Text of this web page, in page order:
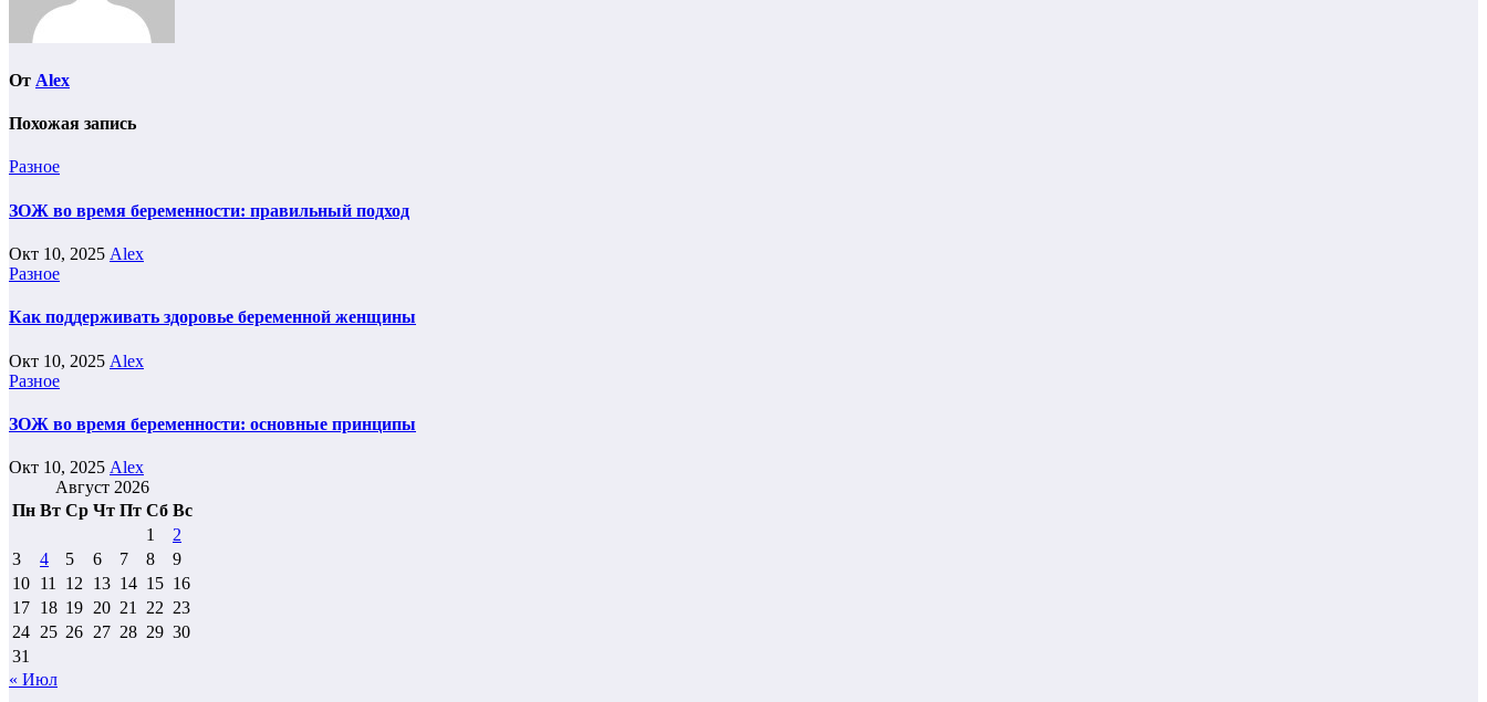
От Alex
Похожая запись
Разное
ЗОЖ во время беременности: правильный подход
Окт 10, 2025 Alex
Разное
Как поддерживать здоровье беременной женщины
Окт 10, 2025 Alex
Разное
ЗОЖ во время беременности: основные принципы
Окт 10, 2025 Alex
Август 2026
Пн Вт Ср Чт Пт Сб Вс
1
2
3
4 5 6 7 8
9
10 11 12 13 14 15 16
17 18 19 20 21 22 23
24 25 26 27 28 29 30
31
« Июл